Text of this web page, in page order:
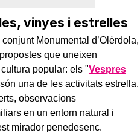
vinyes i estrelles
Monumental d’Olèrdola,
que uneixen
popular: els "Vespres
una de les activitats estrella.
observacions
en un entorn natural i
mirador penedesenc.